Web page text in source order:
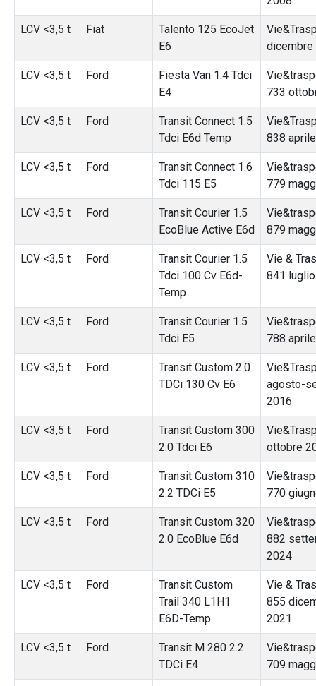
LCV <3,5 t Fiat
Talento 125 EcoJet
E6
dicembre
LCV <3,5 t Ford
Fiesta Van 1.4 Tdci
E4
733
LCV <3,5 t Ford
Transit Connect 1.5
Tdci E6d Temp
838
LCV <3,5 t Ford
Transit Connect 1.6
Tdci 115 E5
779
LCV <3,5 t Ford
Transit Courier 1.5
EcoBlue Active E6d
879
LCV <3,5 t Ford
Transit Courier 1.5
Tdci 100 Cv E6d-
Temp
Vie &
841
LCV <3,5 t Ford
Transit Courier 1.5
Tdci E5
788
LCV <3,5 t Ford
Transit Custom 2.0
TDCi 130 Cv E6
agosto-
2016
LCV <3,5 t Ford
Transit Custom 300
2.0 Tdci E6
ottobre
LCV <3,5 t Ford
Transit Custom 310
2.2 TDCi E5
770
LCV <3,5 t Ford
Transit Custom 320
2.0 EcoBlue E6d
882
2024
LCV <3,5 t Ford
Transit Custom
Trail 340 L1H1
E6D-Temp
Vie &
855
2021
LCV <3,5 t Ford
Transit M 280 2.2
TDCi E4
709